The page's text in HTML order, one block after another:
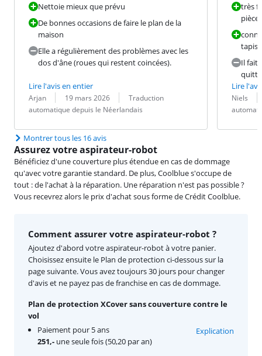
Nettoie mieux que prévu
De bonnes occasions de faire le plan de la
maison
Elle a régulièrement des problèmes avec les
dos d'âne (roues qui restent coincées).
Lire l'avis en entier
Évaluation par :
Arjan
Date : 19 mars 2026
Traduction :
Traduction
automatique depuis le Néerlandais
très
pièces
tapis
Il fait
Lire
Évaluation
Niels
Date :
Traduction :
Montrer tous les 16 avis
Assurez votre aspirateur-robot
Bénéficiez d'une couverture plus étendue en cas de dommage
qu'avec votre garantie standard. De plus, Coolblue s'occupe de
tout : de l'achat à la réparation. Une réparation n'est pas possible ?
Vous recevrez alors le prix d'achat sous forme de Crédit Coolblue.
Comment assurer votre aspirateur-robot ?
Ajoutez d'abord votre aspirateur-robot à votre panier.
Choisissez ensuite le Plan de protection ci-dessous sur la
page suivante. Vous avez toujours 30 jours pour changer
d'avis et ne payez pas de franchise en cas de dommage.
Plan de protection XCover sans couverture contre le
vol
Paiement pour 5 ans
251,- une seule fois (50,20 par an)
Explication